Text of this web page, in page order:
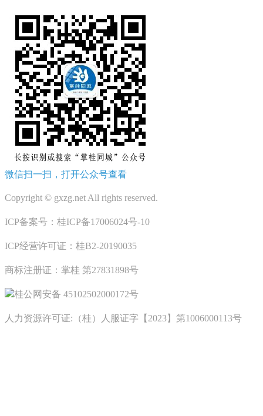
微信扫一扫，打开公众号查看
Copyright © gxzg.net All rights reserved.
ICP备案号：桂ICP备17006024号-10
ICP经营许可证：桂B2-20190035
商标注册证：掌桂 第27831898号
桂公网安备 45102502000172号
人力资源许可证:（桂）人服证字【2023】第1006000113号